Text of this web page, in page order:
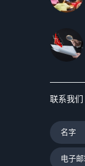
联系我们